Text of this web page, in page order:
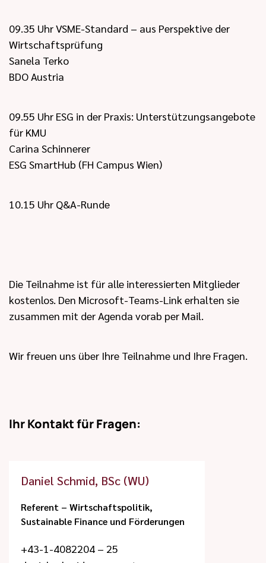
09.35 Uhr VSME-Standard – aus Perspektive der
Wirtschaftsprüfung
Sanela Terko
BDO Austria
09.55 Uhr ESG in der Praxis: Unterstützungsangebote
für KMU
Carina Schinnerer
ESG SmartHub (FH Campus Wien)
10.15 Uhr Q&A-Runde
Die Teilnahme ist für alle interessierten Mitglieder
kostenlos. Den Microsoft-Teams-Link erhalten sie
zusammen mit der Agenda vorab per Mail.
Wir freuen uns über Ihre Teilnahme und Ihre Fragen.
Ihr Kontakt für Fragen:
Daniel Schmid, BSc (WU)
Referent – Wirtschaftspolitik,
Sustainable Finance und Förderungen
+43-1-4082204 – 25